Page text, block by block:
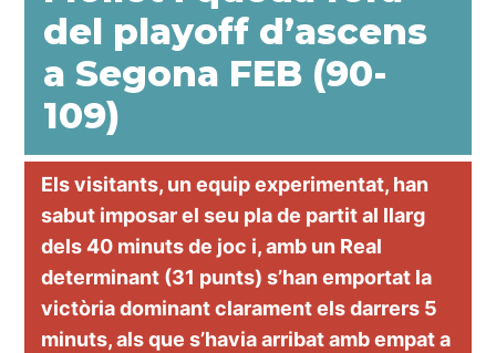
del playoff d’ascens
a Segona FEB (90-
109)
Els visitants, un equip experimentat, han
sabut imposar el seu pla de partit al llarg
dels 40 minuts de joc i, amb un Real
determinant (31 punts) s’han emportat la
victòria dominant clarament els darrers 5
minuts, als que s’havia arribat amb empat a